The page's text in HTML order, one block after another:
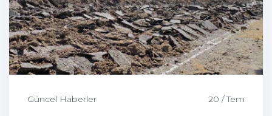
Güncel Haberler 20 / Tem